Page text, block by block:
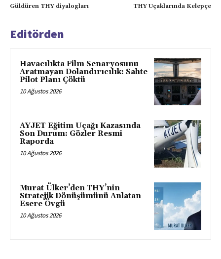
Güldüren THY diyalogları THY Uçaklarında Kelepçe
Editörden
Havacılıkta Film Senaryosunu
Aratmayan Dolandırıcılık: Sahte
Pilot Planı Çöktü
10 Ağustos 2026
AYJET Eğitim Uçağı Kazasında
Son Durum: Gözler Resmi
Raporda
10 Ağustos 2026
Murat Ülker’den THY’nin
Stratejik Dönüşümünü Anlatan
Esere Övgü
10 Ağustos 2026